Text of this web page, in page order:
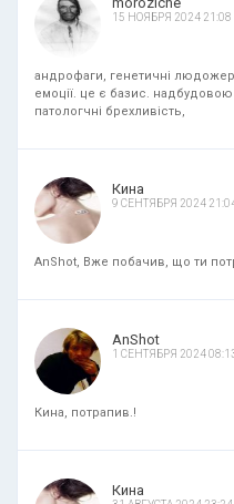
15 НОЯБРЯ 2024 21:08
андрофаги, генетичні
емоції. це є базис. надбудовою
патологчні брехливість,
Кина
9 СЕНТЯБРЯ 2024
AnShot, Вже побачив, що ти
AnShot
1 СЕНТЯБРЯ 2024
Кина, потрапив.!
Кина